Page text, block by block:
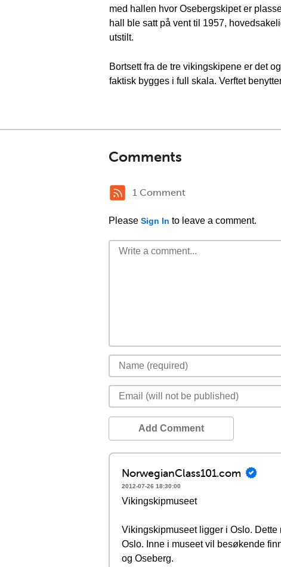
med hallen hvor Osebergskipet er
hall ble satt på vent til 1957,
utstilt.
Bortsett fra de tre vikingskipene er det
faktisk bygges i full skala. Verftet
Comments
1 Comment
Please Sign In to leave a comment.
Add Comment
NorwegianClass101.com
2012-07-26 18:30:00
Vikingskipmuseet
Vikingskipmuseet ligger i Oslo.
Oslo. Inne i museet vil besøkende
og Oseberg.